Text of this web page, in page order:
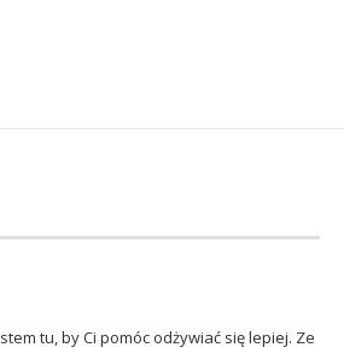
tu, by Ci pomóc odżywiać się lepiej. Ze